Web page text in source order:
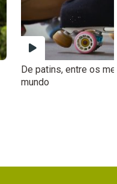
De patins, entre os
mundo